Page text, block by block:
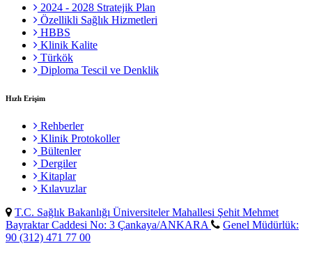
2024 - 2028 Stratejik Plan
Özellikli Sağlık Hizmetleri
HBBS
Klinik Kalite
Türkök
Diploma Tescil ve Denklik
Hızlı Erişim
Rehberler
Klinik Protokoller
Bültenler
Dergiler
Kitaplar
Kılavuzlar
T.C. Sağlık Bakanlığı Üniversiteler Mahallesi Şehit Mehmet
Bayraktar Caddesi No: 3 Çankaya/ANKARA
Genel Müdürlük:
90 (312) 471 77 00